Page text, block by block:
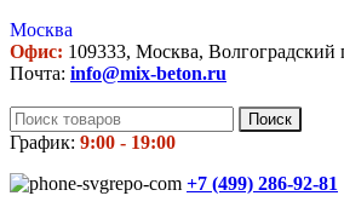
Москва
Офис: 109333, Москва, Волгоградский
Почта: info@mix-beton.ru
Поиск
График: 9:00 - 19:00
+7 (499) 286-92-81